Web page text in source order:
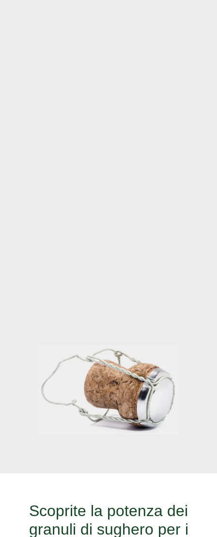
Scoprite la potenza dei
granuli di sughero per i